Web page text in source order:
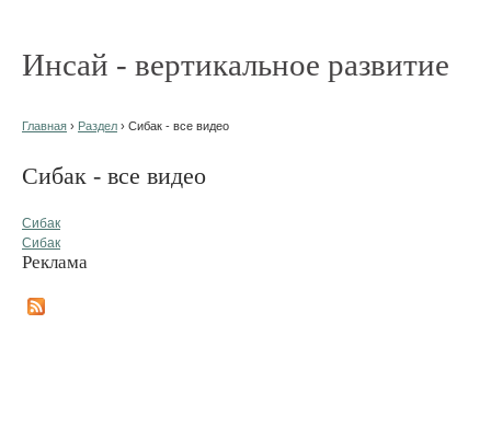
Инсай - вертикальное развитие
Главная › Раздел › Сибак - все видео
Сибак - все видео
Сибак
Сибак
Реклама